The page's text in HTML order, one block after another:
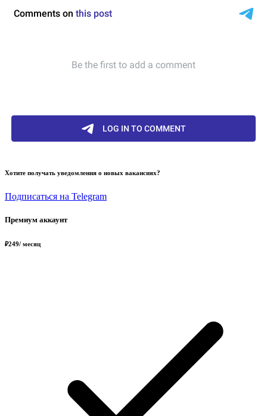
Хотите получать уведомления о новых вакансиях?
Подписаться на Telegram
Премиум аккаунт
₽249/ месяц